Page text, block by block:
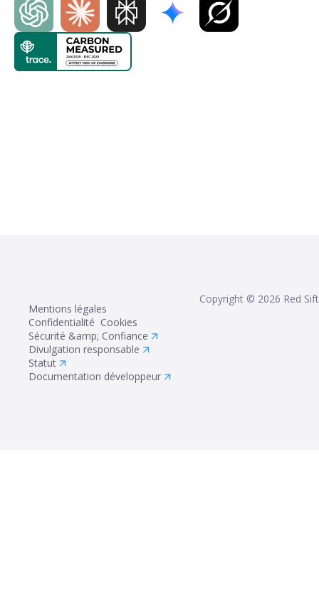
Mentions légales
Confidentialité Cookies
Sécurité &amp; Confiance
Divulgation responsable
Statut
Documentation développeur
Copyright © 2026 Red Sift